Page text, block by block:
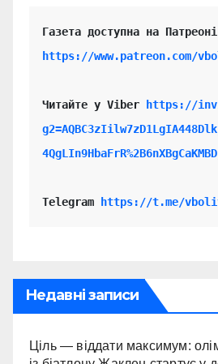
https://www.patreon.com/
Читайте у Viber
https://
Telegram https://t.me/
Недавні записи
Ціль — віддати максимум: